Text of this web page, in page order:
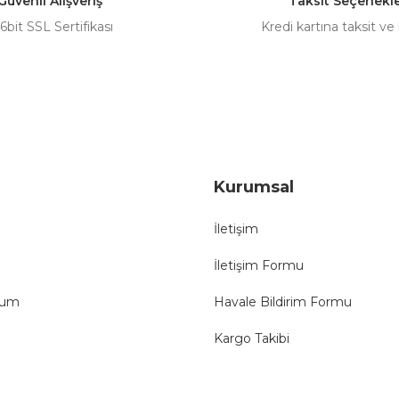
SSL Sertifikası
Kredi kartına taksit ve
Kurumsal
İletişim
İletişim Formu
Havale Bildirim Formu
Kargo Takibi